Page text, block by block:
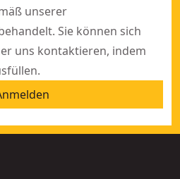
unserer
Sie können sich
uns kontaktieren, indem